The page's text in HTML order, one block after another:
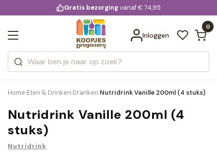
voor 20:00 uur besteld
Gratis bezorgingvanaf € 74,95
Inloggen
0
Zoeken
Categorieën
Merken
Bekijk alle resultaten
Home›Eten & Drinken›Dranken›Nutridrink Vanille 200ml (4 stuks)
Nutridrink Vanille 200ml (4
stuks)
Nutridrink